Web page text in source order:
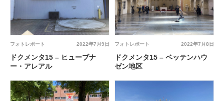
2022年7月9日
フォトレポート
ドクメンタ15 – ヒューブナ
ー・アレアル
2022年7月8日
フォトレポート
ドクメンタ15 – ベッテンハウ
ゼン地区